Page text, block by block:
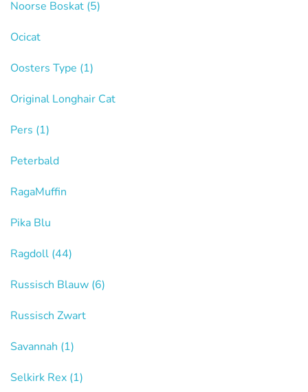
Noorse Boskat (5)
Ocicat
Oosters Type (1)
Original Longhair Cat
Pers (1)
Peterbald
RagaMuffin
Pika Blu
Ragdoll (44)
Russisch Blauw (6)
Russisch Zwart
Savannah (1)
Selkirk Rex (1)